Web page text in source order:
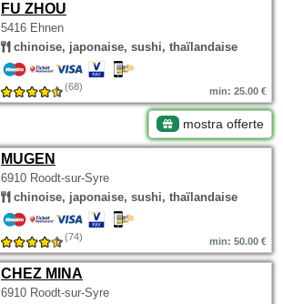
FU ZHOU
5416 Ehnen
chinoise, japonaise, sushi, thaïlandaise
(68) min: 25.00 €
mostra offerte
MUGEN
6910 Roodt-sur-Syre
chinoise, japonaise, sushi, thaïlandaise
(74) min: 50.00 €
CHEZ MINA
6910 Roodt-sur-Syre